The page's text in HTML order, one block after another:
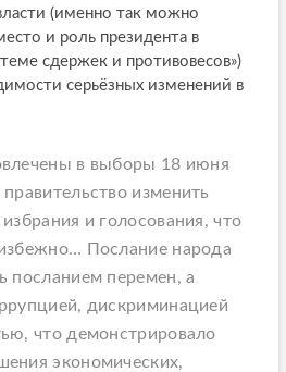
(именно так можно
и роль президента в
сдержек и противовесов»)
серьёзных изменений в
в выборы 18 июня
изменить
и голосования, что
Послание народа
посланием перемен, а
дискриминацией
что демонстрировало
экономических,